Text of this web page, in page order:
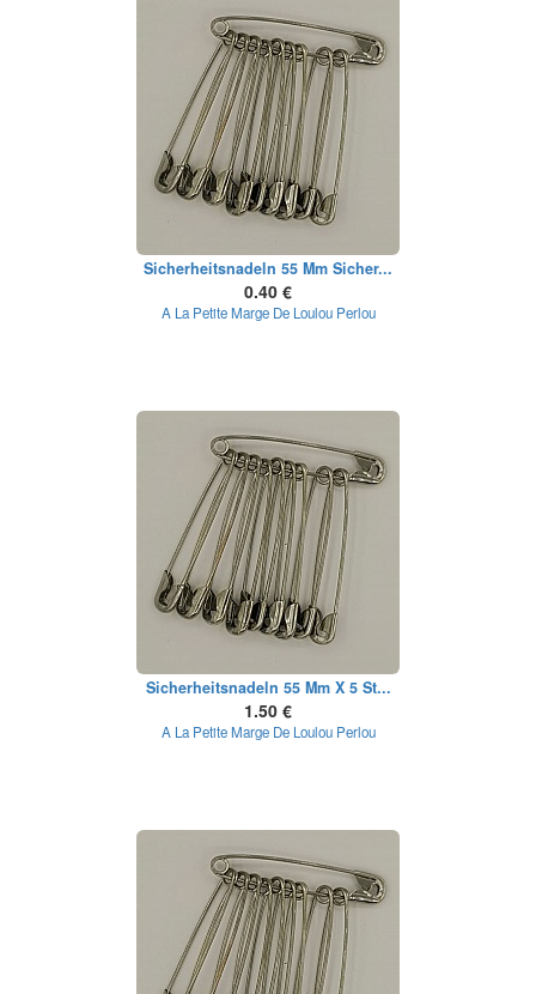
Sicherheitsnadeln 55 Mm Sicher...
0.40 €
A La Petite Marge De Loulou Perlou
Sicherheitsnadeln 55 Mm X 5 St...
1.50 €
A La Petite Marge De Loulou Perlou